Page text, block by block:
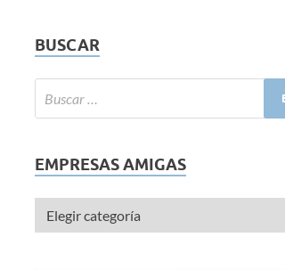
BUSCAR
EMPRESAS AMIGAS